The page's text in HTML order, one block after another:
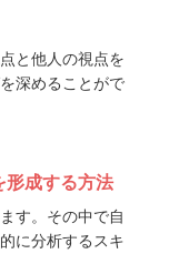
と他人の視点を
深めることがで
形成する方法
す。その中で自
に分析するスキ